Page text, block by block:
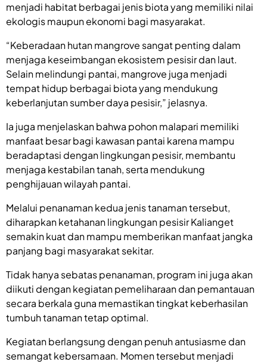
menjadi habitat berbagai jenis biota yang memiliki nilai
ekologis maupun ekonomi bagi masyarakat.
“Keberadaan hutan mangrove sangat penting dalam
menjaga keseimbangan ekosistem pesisir dan laut.
Selain melindungi pantai, mangrove juga menjadi
tempat hidup berbagai biota yang mendukung
keberlanjutan sumber daya pesisir,” jelasnya.
Ia juga menjelaskan bahwa pohon malapari memiliki
manfaat besar bagi kawasan pantai karena mampu
beradaptasi dengan lingkungan pesisir, membantu
menjaga kestabilan tanah, serta mendukung
penghijauan wilayah pantai.
Melalui penanaman kedua jenis tanaman tersebut,
diharapkan ketahanan lingkungan pesisir Kalianget
semakin kuat dan mampu memberikan manfaat jangka
panjang bagi masyarakat sekitar.
Tidak hanya sebatas penanaman, program ini juga akan
diikuti dengan kegiatan pemeliharaan dan pemantauan
secara berkala guna memastikan tingkat keberhasilan
tumbuh tanaman tetap optimal.
Kegiatan berlangsung dengan penuh antusiasme dan
semangat kebersamaan. Momen tersebut menjadi